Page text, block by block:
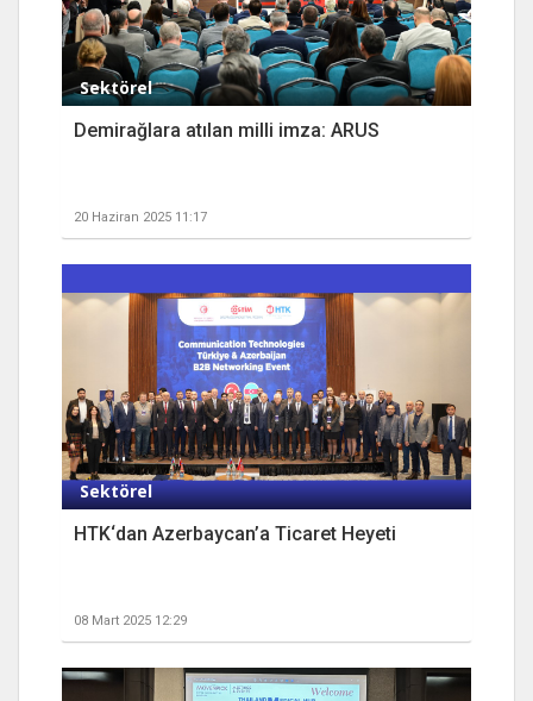
Sektörel
Demirağlara atılan milli imza: ARUS
20 Haziran 2025 11:17
Sektörel
HTK‘dan Azerbaycan’a Ticaret Heyeti
08 Mart 2025 12:29